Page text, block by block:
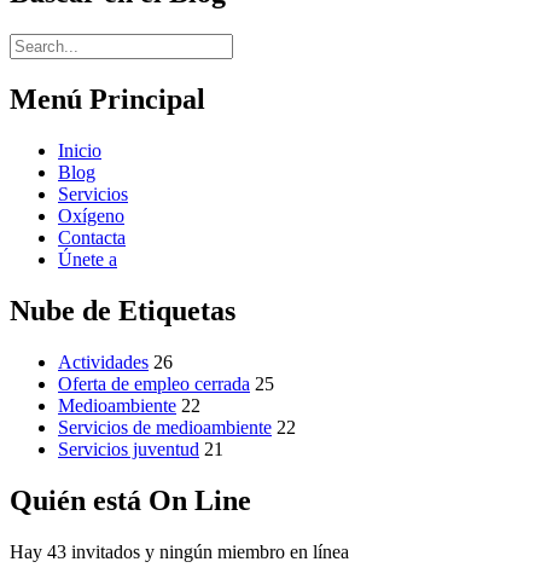
Menú Principal
Inicio
Blog
Servicios
Oxígeno
Contacta
Únete a
Nube de Etiquetas
Actividades 26
Oferta de empleo cerrada 25
Medioambiente 22
Servicios de medioambiente 22
Servicios juventud 21
Quién está On Line
Hay 43 invitados y ningún miembro en línea